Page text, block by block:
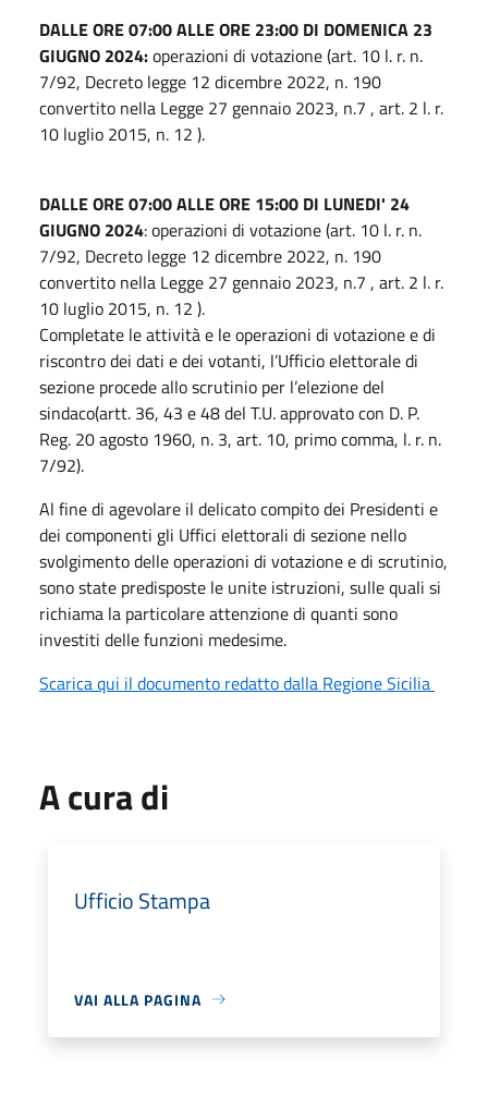
DALLE ORE 07:00 ALLE ORE 23:00 DI DOMENICA 23
GIUGNO 2024:operazioni di votazione (art. 10 l. r. n.
7/92, Decreto legge 12 dicembre 2022, n. 190
convertito nella Legge 27 gennaio 2023, n.7 , art. 2 l. r.
10 luglio 2015, n. 12 ).
DALLE ORE 07:00 ALLE ORE 15:00 DI LUNEDI' 24
GIUGNO 2024: operazioni di votazione (art. 10 l. r. n.
7/92, Decreto legge 12 dicembre 2022, n. 190
convertito nella Legge 27 gennaio 2023, n.7 , art. 2 l. r.
10 luglio 2015, n. 12 ).
Completate le attività e le operazioni di votazione e di
riscontro dei dati e dei votanti, l’Ufficio elettorale di
sezione procede allo scrutinio per l’elezione del
sindaco(artt. 36, 43 e 48 del T.U. approvato con D. P.
Reg. 20 agosto 1960, n. 3, art. 10, primo comma, l. r. n.
7/92).
Al fine di agevolare il delicato compito dei Presidenti e
dei componenti gli Uffici elettorali di sezione nello
svolgimento delle operazioni di votazione e di scrutinio,
sono state predisposte le unite istruzioni, sulle quali si
richiama la particolare attenzione di quanti sono
investiti delle funzioni medesime.
Scarica qui il documento redatto dalla Regione Sicilia
A cura di
Ufficio Stampa
VAI ALLA PAGINA